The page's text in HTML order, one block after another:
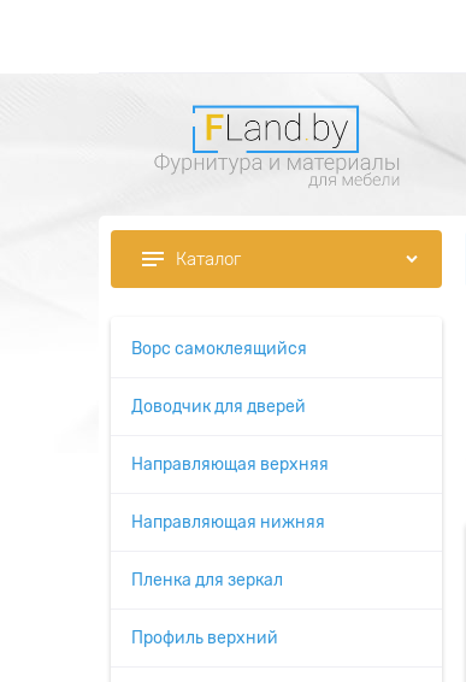
Каталог
Ворс самоклеящийся
Доводчик для дверей
Направляющая верхняя
Направляющая нижняя
Пленка для зеркал
Профиль верхний